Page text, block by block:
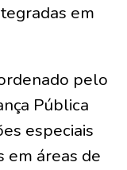
em
pelo
Pública
especiais
em áreas de